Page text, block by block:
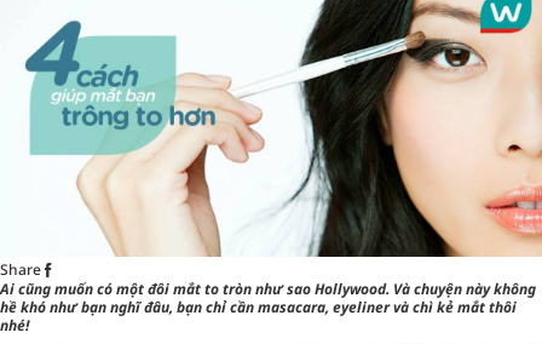
Share
Ai cũng muốn có một đôi mắt to tròn như sao Hollywood. Và chuyện này không
hề khó như bạn nghĩ đâu, bạn chỉ cầnmasacara, eyeliner và chì kẻ mắtthôi
nhé!